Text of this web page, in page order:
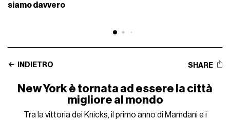
siamo davvero
INDIETRO SHARE
New York è tornata ad essere la città
migliore al mondo
Tra la vittoria dei Knicks, il primo anno di Mamdani e i